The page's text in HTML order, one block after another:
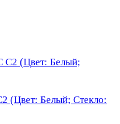
(Цвет: Белый; Стекло: